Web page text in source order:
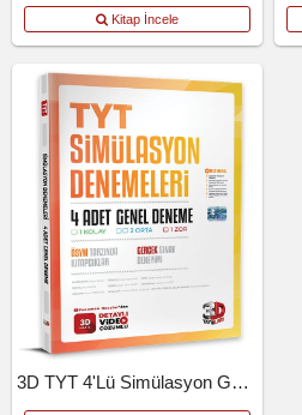
Kitap İncele
3D TYT 4'lü Simülasyon Genel Deneme